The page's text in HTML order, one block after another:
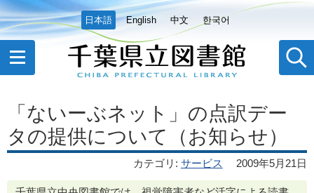
日本語 English 中文 한국어
「ないーぶネット」の点訳デー
タの提供について（お知らせ）
カテゴリ : サービス 2009年5月21日